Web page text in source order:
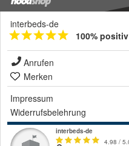
interbeds-de
100% positiv
Anrufen
Merken
Impressum
Widerrufsbelehrung